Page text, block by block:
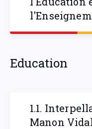
Education
1.1.
Manon